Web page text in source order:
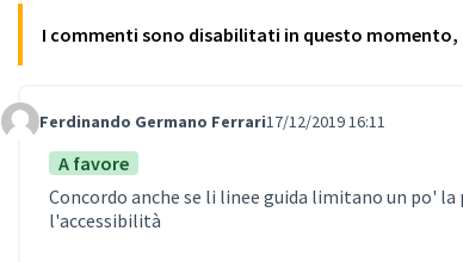
I commenti sono disabilitati in questo momento,
Comment Label
Ferdinando Germano Ferrari17/12/2019 16:11
A favore
Concordo anche se li linee guida limitano un po'
l'accessibilità